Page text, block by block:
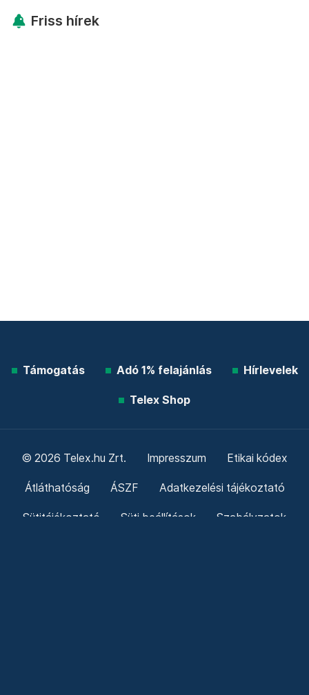
Friss hírek
Támogatás Adó 1% felajánlás Hírlevelek
Telex Shop
© 2026 Telex.hu Zrt. Impresszum Etikai kódex
Átláthatóság ÁSZF Adatkezelési tájékoztató
Sütitájékoztató Süti beállítások Szabályzatok